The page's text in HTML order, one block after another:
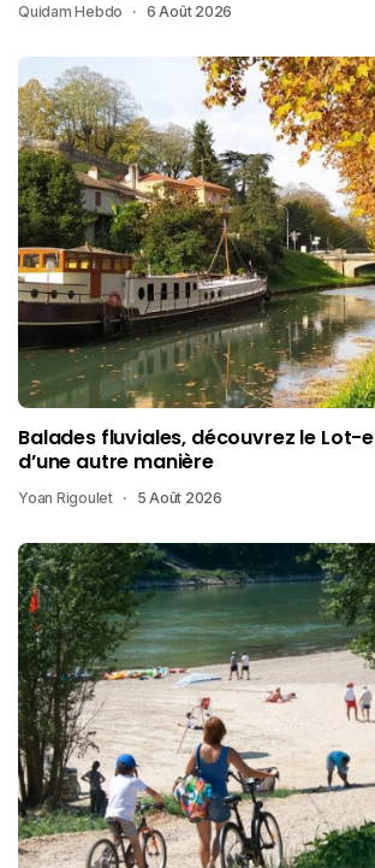
Quidam Hebdo 6 Août 2026
Balades fluviales, découvrez le Lot-
d’une autre manière
Yoan Rigoulet 5 Août 2026